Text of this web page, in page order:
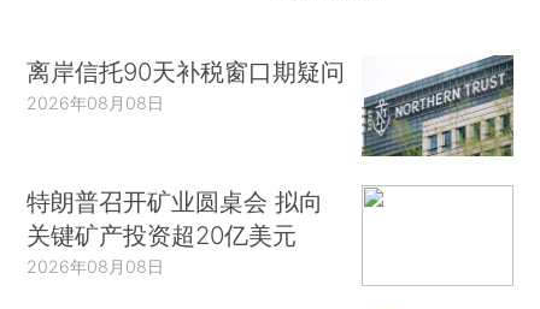
离岸信托90天补税窗口期疑问
2026年08月08日
特朗普召开矿业圆桌会 拟向
关键矿产投资超20亿美元
2026年08月08日